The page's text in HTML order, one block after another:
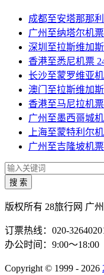
成都至安塔那那
广州至纳塔尔机票
深圳至拉斯维加
香港至悉尼机票
长沙至蒙罗维亚
澳门至拉斯维加
香港至马尼拉机票
广州至墨西哥城
上海至蒙特利尔
广州至吉隆坡机票
搜 索
版权所有 28旅行网 广
订票热线：020-
办公时间：9:00～18:00
Copyright © 1999 - 2026